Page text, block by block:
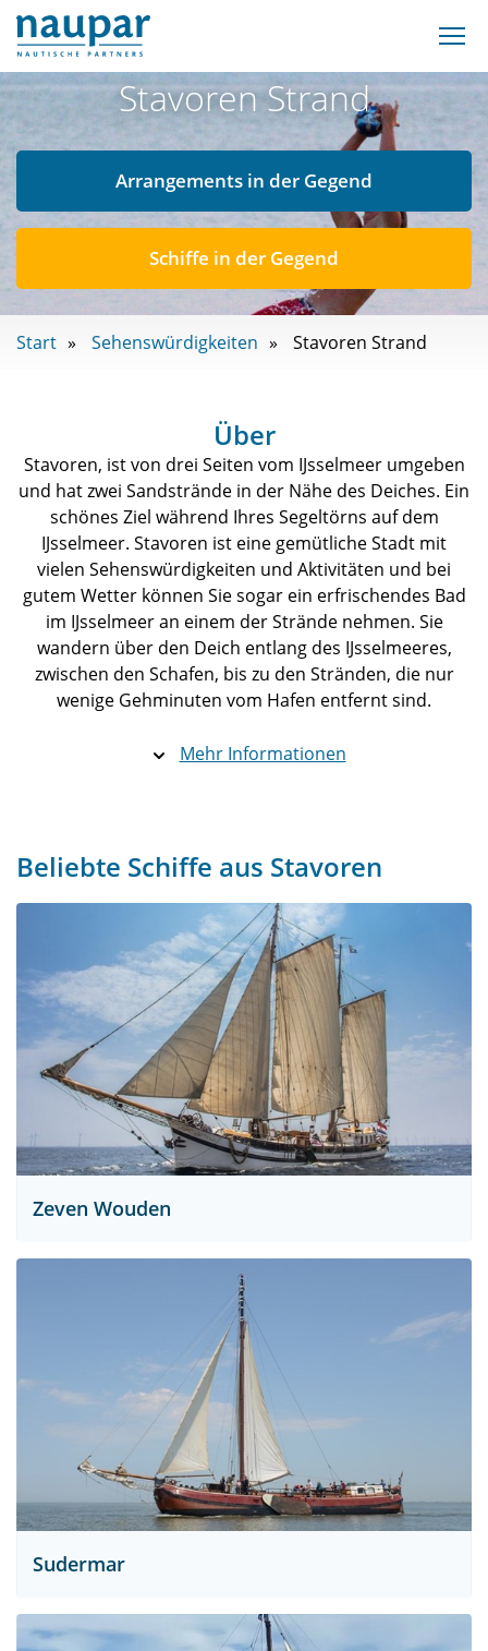
Stavoren Strand
Arrangements in der Gegend
Schiffe in der Gegend
Start Sehenswürdigkeiten Stavoren Strand
Über
Stavoren, ist von drei Seiten vom IJsselmeer umgeben
und hat zwei Sandstrände in der Nähe des Deiches. Ein
schönes Ziel während Ihres Segeltörns auf dem
IJsselmeer. Stavoren ist eine gemütliche Stadt mit
vielen Sehenswürdigkeiten und Aktivitäten und bei
gutem Wetter können Sie sogar ein erfrischendes Bad
im IJsselmeer an einem der Strände nehmen. Sie
wandern über den Deich entlang des IJsselmeeres,
zwischen den Schafen, bis zu den Stränden, die nur
wenige Gehminuten vom Hafen entfernt sind.
Mehr Informationen
Beliebte Schiffe aus Stavoren
Zeven Wouden
Sudermar